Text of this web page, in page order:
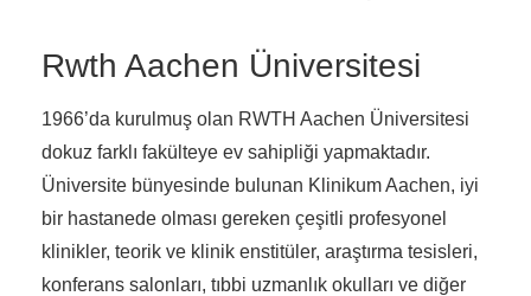
Rwth Aachen Üniversitesi
1966’da kurulmuş olan RWTH Aachen Üniversitesi
dokuz farklı fakülteye ev sahipliği yapmaktadır.
Üniversite bünyesinde bulunan Klinikum Aachen, iyi
bir hastanede olması gereken çeşitli profesyonel
klinikler, teorik ve klinik enstitüler, araştırma tesisleri,
konferans salonları, tıbbi uzmanlık okulları ve diğer